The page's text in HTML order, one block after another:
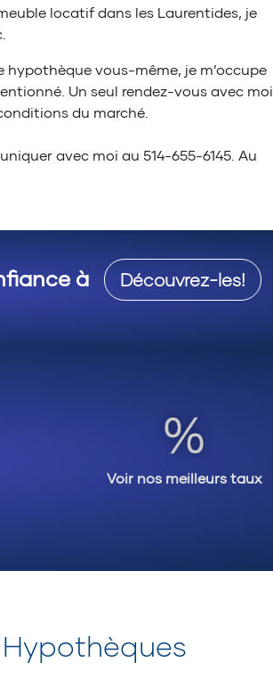
locatif dans les Laurentides, je
vous-même, je m’occupe
Un seul rendez-vous avec moi
du marché.
avec moi au 514-655-6145. Au
à
Découvrez-les!
Voir nos meilleurs taux